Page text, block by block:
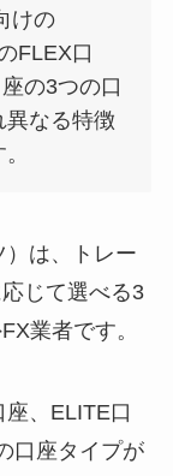
けの
FLEX口
の3つの口
異なる特徴
は、トレー
じて選べる3
業者です。
、ELITE口
口座タイプが